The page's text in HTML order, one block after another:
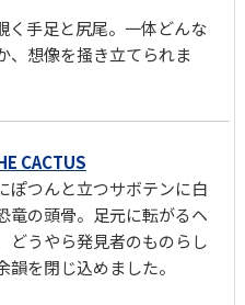
く手足と尻尾。一体どんな
、想像を掻き立てられま
CACTUS
ぽつんと立つサボテンに白
竜の頭骨。足元に転がるヘ
どうやら発見者のものらし
韻を閉じ込めました。